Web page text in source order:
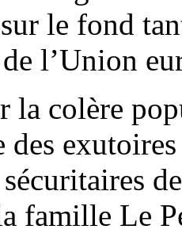
le fond
l’Union
la colère
des
famille Le